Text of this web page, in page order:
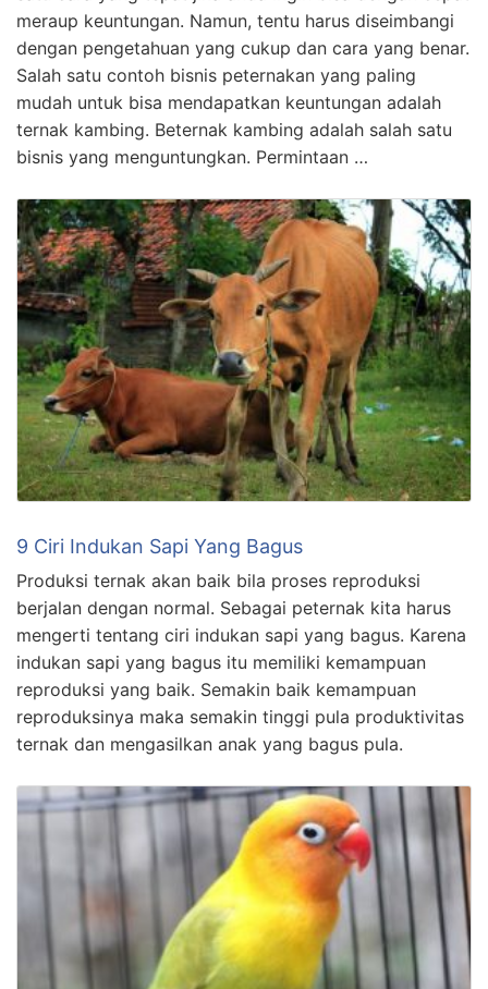
meraup keuntungan. Namun, tentu harus diseimbangi
dengan pengetahuan yang cukup dan cara yang benar.
Salah satu contoh bisnis peternakan yang paling
mudah untuk bisa mendapatkan keuntungan adalah
ternak kambing. Beternak kambing adalah salah satu
bisnis yang menguntungkan. Permintaan …
9 Ciri Indukan Sapi Yang Bagus
Produksi ternak akan baik bila proses reproduksi
berjalan dengan normal. Sebagai peternak kita harus
mengerti tentang ciri indukan sapi yang bagus. Karena
indukan sapi yang bagus itu memiliki kemampuan
reproduksi yang baik. Semakin baik kemampuan
reproduksinya maka semakin tinggi pula produktivitas
ternak dan mengasilkan anak yang bagus pula.